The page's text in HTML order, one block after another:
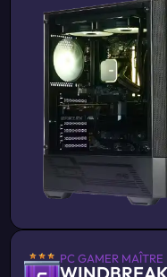
PC GAMER MAÎTRE